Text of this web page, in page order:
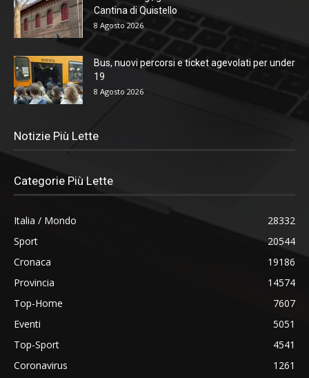
Cantina di Quistello
8 Agosto 2026
Bus, nuovi percorsi e ticket agevolati per under
19
8 Agosto 2026
Notizie Più Lette
Categorie Più Lette
Italia / Mondo
28332
Sport
20544
Cronaca
19186
Provincia
14574
Top-Home
7607
Eventi
5051
Top-Sport
4541
Coronavirus
1261